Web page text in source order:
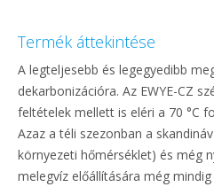
Termék áttekintése
A legteljesebb és legegyedibb
dekarbonizációra. Az EWYE-CZ
feltételek mellett is eléri a 70 °C
Azaz a téli szezonban a
környezeti hőmérséklet) és még
melegvíz előállítására még